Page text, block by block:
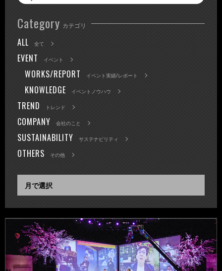
Category カテゴリ
ALL 全て
EVENT イベント
WORKS/REPORT イベント実績/レポート
KNOWLEDGE イベントノウハウ
TREND トレンド
COMPANY 会社のこと
SUSTAINABILITY サステナビリティ
OTHERS その他